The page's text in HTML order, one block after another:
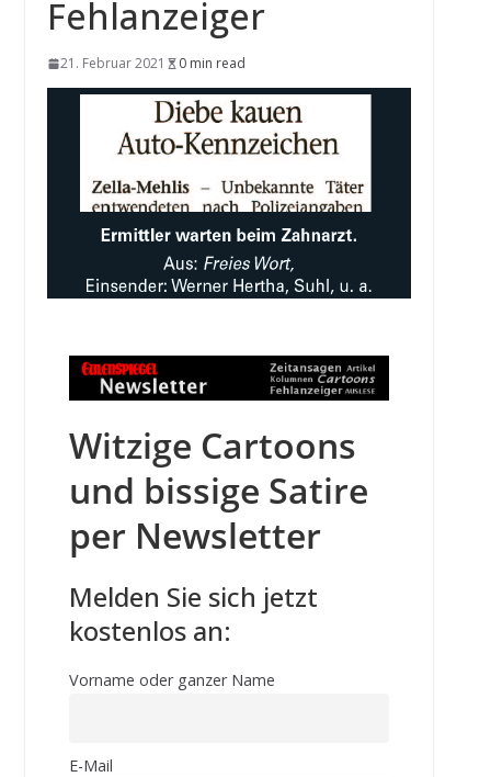
Fehlanzeiger
21. Februar 2021 0 min read
Witzige Cartoons
und bissige Satire
per Newsletter
Melden Sie sich jetzt
kostenlos an:
Vorname oder ganzer Name
E-Mail